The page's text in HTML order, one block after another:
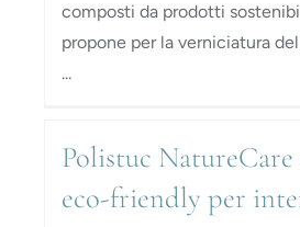
composti da prodotti
propone per la verniciatura
...
Polistuc
eco-friendly per